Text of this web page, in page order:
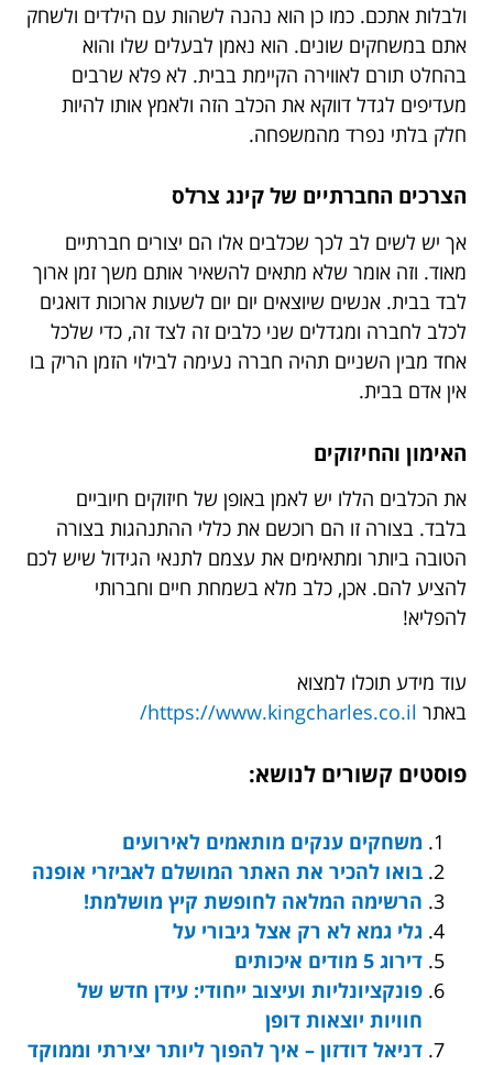
ולבלות אתכם. כמו כן הוא נהנה לשהות עם הילדים ולשחק
אתם במשחקים שונים. הוא נאמן לבעלים שלו והוא
בהחלט תורם לאווירה הקיימת בבית. לא פלא שרבים
מעדיפים לגדל דווקא את הכלב הזה ולאמץ אותו להיות
חלק בלתי נפרד מהמשפחה.
הצרכים החברתיים של קינג צרלס
אך יש לשים לב לכך שכלבים אלו הם יצורים חברתיים
מאוד. וזה אומר שלא מתאים להשאיר אותם משך זמן ארוך
לבד בבית. אנשים שיוצאים יום יום לשעות ארוכות דואגים
לכלב לחברה ומגדלים שני כלבים זה לצד זה, כדי שלכל
אחד מבין השניים תהיה חברה נעימה לבילוי הזמן הריק בו
אין אדם בבית.
האימון והחיזוקים
את הכלבים הללו יש לאמן באופן של חיזוקים חיוביים
בלבד. בצורה זו הם רוכשם את כללי ההתנהגות בצורה
הטובה ביותר ומתאימים את עצמם לתנאי הגידול שיש לכם
להציע להם. אכן, כלב מלא בשמחת חיים וחברותי
להפליא!
עוד מידע תוכלו למצוא
באתר https://www.kingcharles.co.il/
פוסטים קשורים לנושא:
משחקים ענקים מותאמים לאירועים
בואו להכיר את האתר המושלם לאביזרי אופנה
הרשימה המלאה לחופשת קיץ מושלמת!
גלי גמא לא רק אצל גיבורי על
דירוג 5 מודים איכותים
פונקציונליות ועיצוב ייחודי: עידן חדש של
חוויות יוצאות דופן
דניאל דודזון – איך להפוך ליותר יצירתי וממוקד